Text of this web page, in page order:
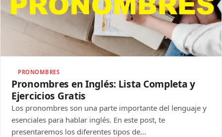
PRONOMBRES
Pronombres en Inglés: Lista Completa y
Ejercicios Gratis
Los pronombres son una parte importante del lenguaje y
esenciales para hablar inglés. En este post, te
presentaremos los diferentes tipos de…